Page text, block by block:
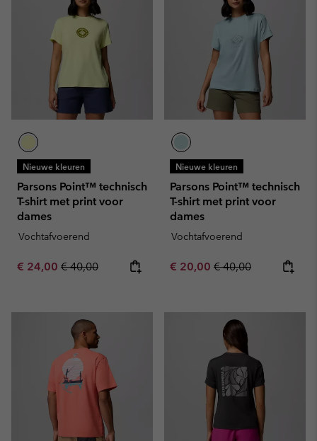
Nieuwe kleuren
Parsons Point™ technisch
T-shirt met print voor
dames
Vochtafvoerend
Sale price:
€ 24,00 Regular price:
€ 40,00
Nieuwe kleuren
Parsons Point™ technisch
T-shirt met print voor
dames
Vochtafvoerend
Sale price:
€ 20,00 Regular price:
€ 40,00